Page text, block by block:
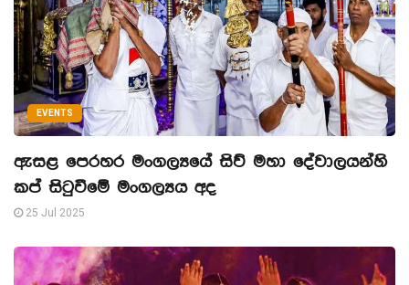
EVENTS
ඇසළ පෙරහර මංගල්‍යයේ සිව් මහා දේවාලයන්හි
කප් සිටුවීමේ මංගල්‍යය අද
25 Jul 2025